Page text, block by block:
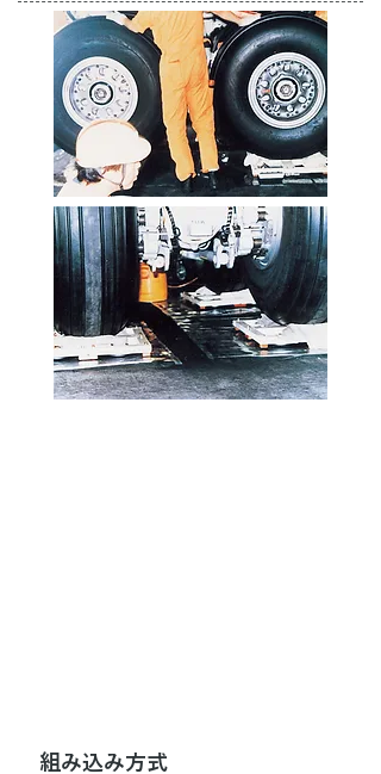
組み込み方式